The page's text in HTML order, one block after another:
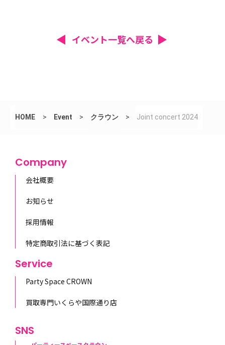
イベント一覧へ戻る
HOME > Event > クラウン > Joint concert 2024
Company
会社概要
お知らせ
採用情報
特定商取引法に基づく表記
Service
Party Space CROWN
買取専門いくらや国際通り店
SNS